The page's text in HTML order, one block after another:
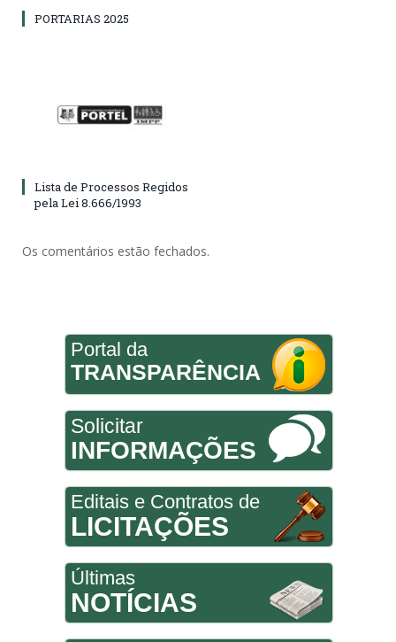
PORTARIAS 2025
Lista de Processos Regidos
pela Lei 8.666/1993
Os comentários estão fechados.
Portal da
TRANSPARÊNCIA
Solicitar
INFORMAÇÕES
Editais e Contratos de
LICITAÇÕES
Últimas
NOTÍCIAS